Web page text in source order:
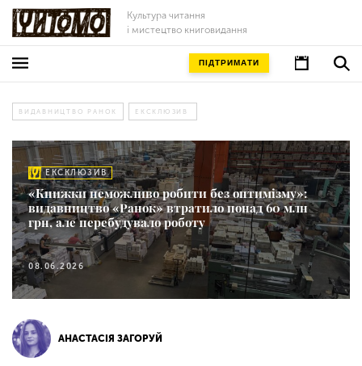
Культура читання
і мистецтво книговидання
ПІДТРИМАТИ
ВИДАВНИЦТВО РАНОК ЕКСКЛЮЗИВ
ЕКСКЛЮЗИВ
«Книжки неможливо робити без оптимізму»:
видавництво «Ранок» втратило понад 60 млн
грн, але перебудувало роботу
08.06.2026
АНАСТАСІЯ ЗАГОРУЙ